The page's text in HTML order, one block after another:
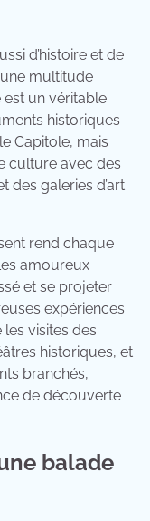
d’histoire et de
multitude
est un véritable
historiques
Capitole, mais
culture avec des
des galeries d’art
rend chaque
amoureux
et se projeter
expériences
visites des
historiques, et
branchés,
de découverte
balade